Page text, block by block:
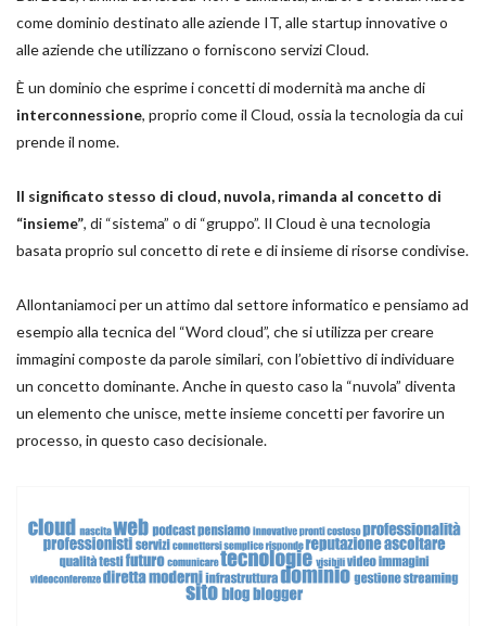
come dominio destinato alle aziende IT, alle startup innovative o
alle aziende che utilizzano o forniscono servizi Cloud.
È un dominio che esprime i concetti di modernità ma anche di
interconnessione, proprio come il Cloud, ossia la tecnologia da cui
prende il nome.
Il significato stesso di cloud, nuvola, rimanda al concetto di
“insieme”, di “sistema” o di “gruppo”. Il Cloud è una tecnologia
basata proprio sul concetto di rete e di insieme di risorse condivise.
Allontaniamoci per un attimo dal settore informatico e pensiamo ad
esempio alla tecnica del “Word cloud”, che si utilizza per creare
immagini composte da parole similari, con l’obiettivo di individuare
un concetto dominante. Anche in questo caso la “nuvola” diventa
un elemento che unisce, mette insieme concetti per favorire un
processo, in questo caso decisionale.